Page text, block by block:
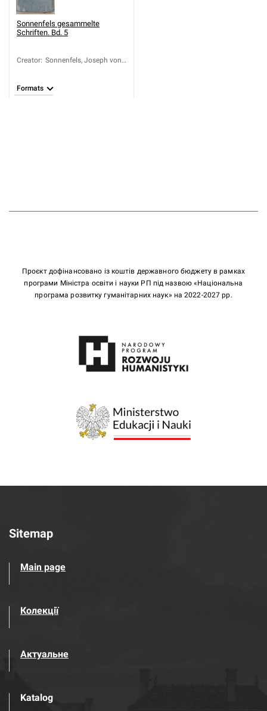
Sonnenfels gesammelte
Schriften. Bd. 5
Creator: Sonnenfels, Joseph von
Formats
Проєкт дофінансовано із коштів державного бюджету в рамках
програми Міністра освіти і науки РП під назвою «Національна
програма розвитку гуманітарних наук» на 2022-2027 рр.
Sitemap
Main page
Колекції
Актуальне
Katalog